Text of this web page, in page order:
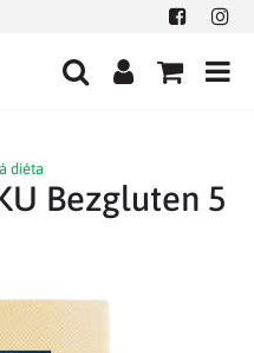
Facebook
diéta
Bezgluten 5